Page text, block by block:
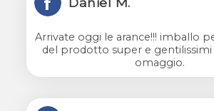
Arrivate oggi le arance!!! imballo
del prodotto super e
omaggio.